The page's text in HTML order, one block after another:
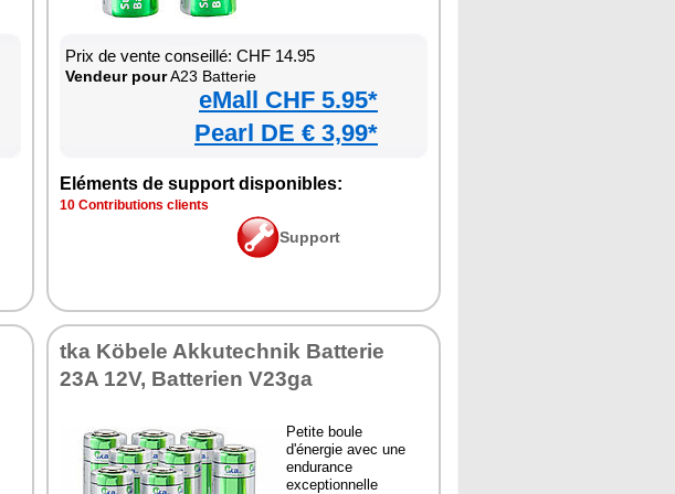
Prix de vente conseillé: CHF 14.95
Vendeur pourA23 Batterie
eMall CHF 5.95*
Pearl DE € 3,99*
Eléments de support disponibles:
10 Contributions clients
Support
tka Köbele Akkutechnik Batterie
23A 12V, Batterien V23ga
Petite boule
d'énergie avec une
endurance
exceptionnelle